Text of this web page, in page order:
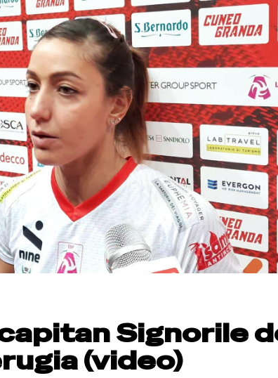
Signorile
(video)